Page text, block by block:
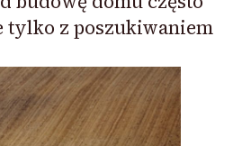
tylko z poszukiwaniem